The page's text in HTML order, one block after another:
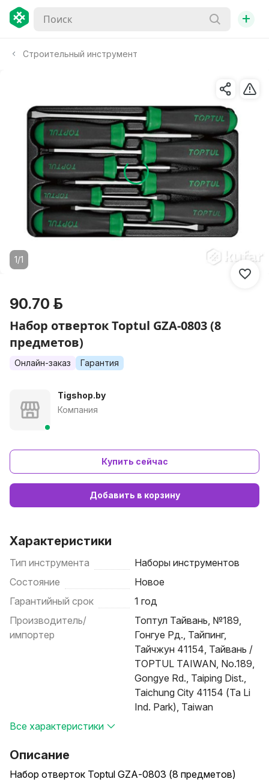
+
Строительный инструмент
1/1
90.70 р.
Набор отверток Toptul GZA-0803 (8
предметов)
Онлайн-заказ Гарантия
Tigshop.by
Компания
Купить сейчас
Добавить в корзину
Характеристики
Тип инструмента
Наборы инструментов
Состояние
Новое
Гарантийный срок
1 год
Производитель/
импортер
Топтул Тайвань, №189,
Гонгуе Рд., Тайпинг,
Тайчжун 41154, Тайвань /
TOPTUL TAIWAN, No.189,
Gongye Rd., Taiping Dist.,
Taichung City 41154 (Ta Li
Ind. Park), Taiwan
Все характеристики
Описание
Набор отверток Toptul GZA-0803 (8 предметов)